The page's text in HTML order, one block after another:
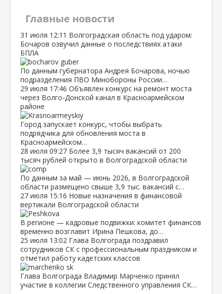
Главные новости
31 июля 12:11 Волгоградская область под ударом:
Бочаров озвучил данные о последствиях атаки
БПЛА
По данным губернатора Андрея Бочарова, ночью
подразделения ПВО Минобороны России…
29 июля 17:46 Объявлен конкурс на ремонт моста
через Волго‑Донской канал в Красноармейском
районе
Город запускает конкурс, чтобы выбрать
подрядчика для обновления моста в
Красноармейском…
28 июля 09:27 Более 3,9 тысяч вакансий от 200
тысяч рублей открыто в Волгоградской области
По данным за май — июнь 2026, в Волгоградской
области размещено свыше 3,9 тыс. вакансий с…
27 июля 15:16 Новые назначения в финансовой
вертикали Волгоградской области
В регионе — кадровые подвижки: комитет финансов
временно возглавит Ирина Пешкова, до…
25 июля 13:02 Глава Волгограда поздравил
сотрудников СК с профессиональным праздником и
отметил работу кадетских классов
Глава Волгограда Владимир Марченко принял
участие в коллегии Следственного управления СК…